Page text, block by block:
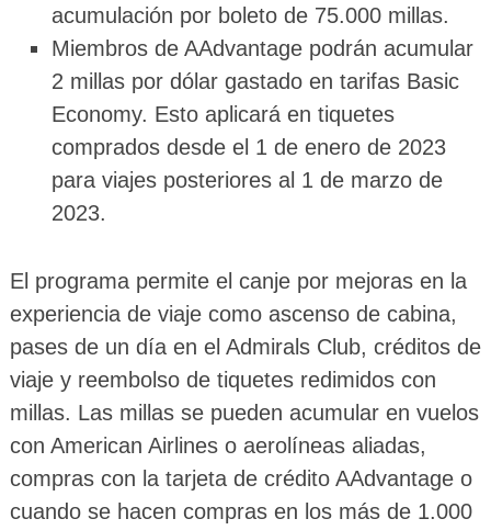
acumulación por boleto de 75.000 millas.
Miembros de AAdvantage podrán acumular
2 millas por dólar gastado en tarifas Basic
Economy. Esto aplicará en tiquetes
comprados desde el 1 de enero de 2023
para viajes posteriores al 1 de marzo de
2023.
El programa permite el canje por mejoras en la
experiencia de viaje como ascenso de cabina,
pases de un día en el Admirals Club, créditos de
viaje y reembolso de tiquetes redimidos con
millas. Las millas se pueden acumular en vuelos
con American Airlines o aerolíneas aliadas,
compras con la tarjeta de crédito AAdvantage o
cuando se hacen compras en los más de 1.000